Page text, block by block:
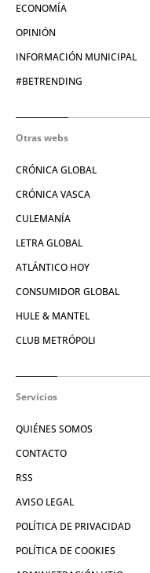
ECONOMÍA
OPINIÓN
INFORMACIÓN MUNICIPAL
#BETRENDING
Otras webs
CRÓNICA GLOBAL
CRÓNICA VASCA
CULEMANÍA
LETRA GLOBAL
ATLÁNTICO HOY
CONSUMIDOR GLOBAL
HULE & MANTEL
CLUB METRÓPOLI
Servicios
QUIÉNES SOMOS
CONTACTO
RSS
AVISO LEGAL
POLÍTICA DE PRIVACIDAD
POLÍTICA DE COOKIES